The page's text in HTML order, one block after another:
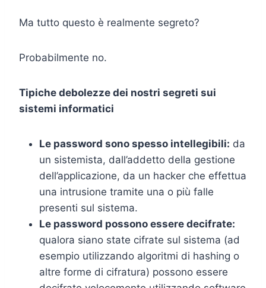
Ma tutto questo è realmente segreto?
Probabilmente no.
Tipiche debolezze dei nostri segreti sui
sistemi informatici
Le password sono spesso intellegibili: da
un sistemista, dall’addetto della gestione
dell’applicazione, da un hacker che effettua
una intrusione tramite una o più falle
presenti sul sistema.
Le password possono essere decifrate:
qualora siano state cifrate sul sistema (ad
esempio utilizzando algoritmi di hashing o
altre forme di cifratura) possono essere